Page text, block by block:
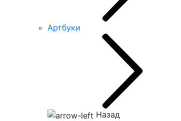
Артбуки
Назад